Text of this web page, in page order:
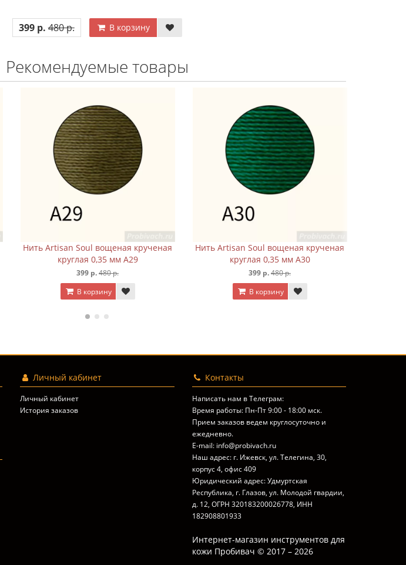
399 р. 480 р. В корзину
Рекомендуемые товары
Нить Artisan Soul вощеная крученая
круглая 0,35 мм A29
399 р.480 р.
В корзину
Нить Artisan Soul вощеная крученая
круглая 0,35 мм A30
399 р.480 р.
В корзину
Личный кабинет
Личный кабинет
История заказов
Контакты
Написать нам в Телеграм:
Время работы: Пн-Пт 9:00 - 18:00 мск.
Прием заказов ведем круглосуточно и
ежедневно.
E-mail: info@probivach.ru
Наш адрес: г. Ижевск, ул. Телегина, 30,
корпус 4, офис 409
Юридический адрес: Удмуртская
Республика, г. Глазов, ул. Молодой гвардии,
д. 12, ОГРН 320183200026778, ИНН
182908801933
Интернет-магазин инструментов для
кожи Пробивач © 2017 – 2026